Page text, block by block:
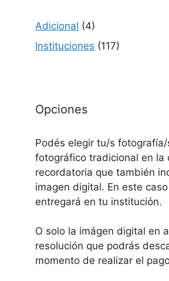
Adicional (4)
Instituciones (117)
Opciones
Podés elegir tu/s fotografía/
fotográfico tradicional en la
recordatoria que también
imagen digital. En este
entregará en tu institución.
O solo la imágen digital en
resolución que podrás
momento de realizar el